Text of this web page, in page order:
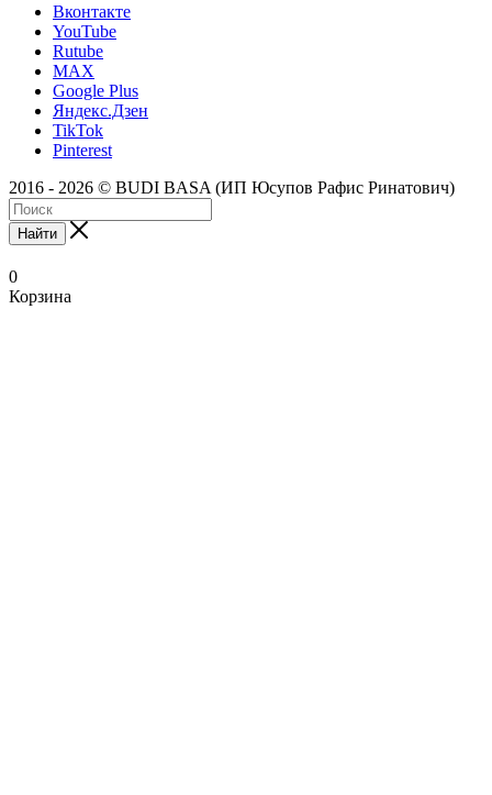
Вконтакте
YouTube
Rutube
MAX
Google Plus
Яндекс.Дзен
TikTok
Pinterest
2016 - 2026 © BUDI BASA (ИП Юсупов Рафис Ринатович)
Найти
0
Корзина